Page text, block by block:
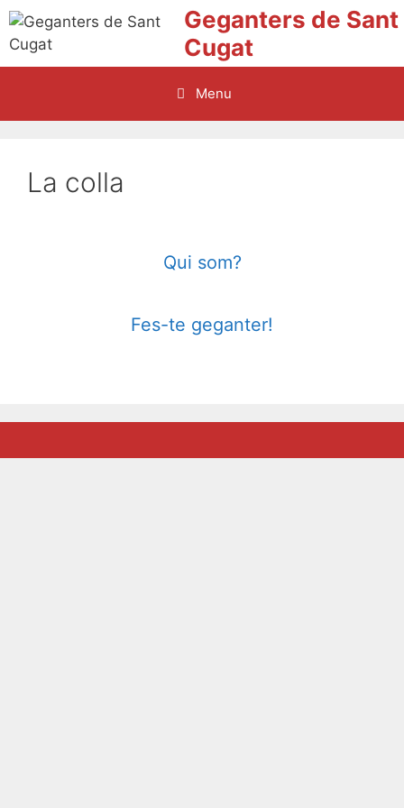
Vés
contingut
Geganters de Sant
Cugat
Menu
La colla
Qui som?
Fes-te geganter!